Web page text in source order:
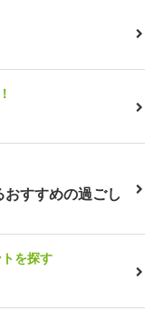
すすめの過ごし
を探す